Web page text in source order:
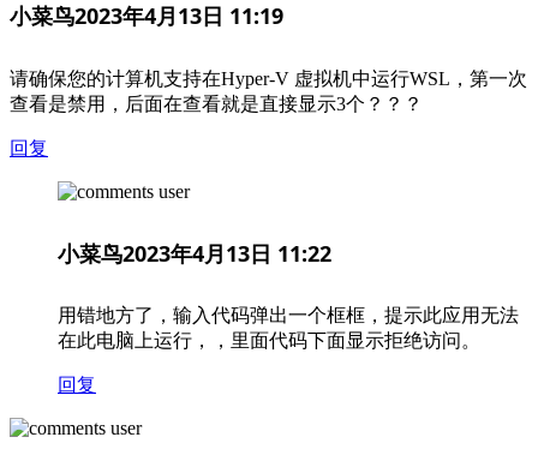
小菜鸟2023年4月13日 11:19
请确保您的计算机支持在Hyper-V 虚拟机中运行WSL，第一次
查看是禁用，后面在查看就是直接显示3个？？？
回复
小菜鸟2023年4月13日 11:22
用错地方了，输入代码弹出一个框框，提示此应用无法
在此电脑上运行，，里面代码下面显示拒绝访问。
回复